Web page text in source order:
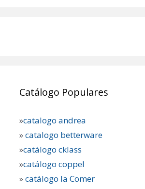
Catálogo Populares
»catalogo andrea
»catalogo betterware
»catálogo cklass
»catálogo coppel
»catálogo la Comer